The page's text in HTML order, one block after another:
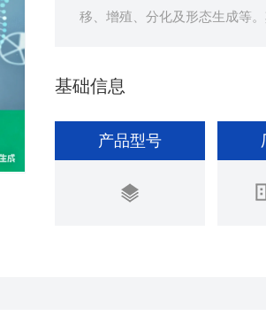
移、增殖、分化及形态生成等
基础信息
产品型号